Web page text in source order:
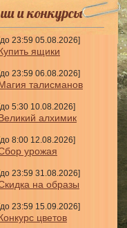
и конкурсы
23:59 05.08.2026]
ящики
23:59 06.08.2026]
талисманов
5:30 10.08.2026]
алхимик
8:00 12.08.2026]
урожая
23:59 31.08.2026]
на образы
23:59 15.09.2026]
цветов